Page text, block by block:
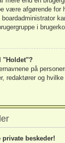
være afgørende for
i
"Holdet"?
på
redaktører og
beskeder!